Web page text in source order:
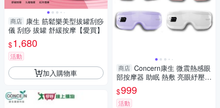
商店 康生 筋鬆樂美型拔罐刮痧
儀 刮痧 拔罐 舒緩按摩【愛買】
$1,680
活動
加入購物車 商店 Concern康生 微震熱感眼
部按摩器 助眠 熱敷 亮眼紓壓-
白/藍/粉/紫(CON-557)【愛買】
$999
活動